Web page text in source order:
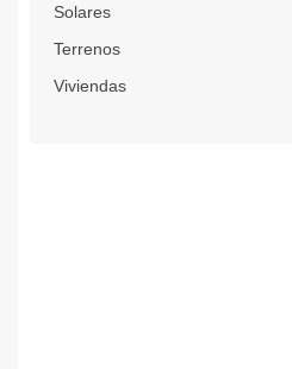
Solares
Terrenos
Viviendas